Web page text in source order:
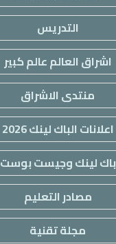
التدريس
اشراق العالم عالم كبير
منتدى الاشراق
اعلانات الباك لينك 2026
باك لينك وجيست بوست
مصادر التعليم
مجلة تقنية